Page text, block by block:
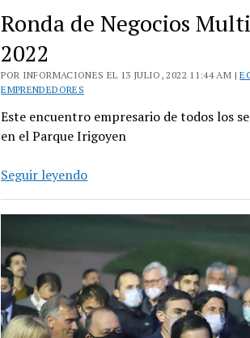
Ronda de Negocios
2022
POR INFORMACIONES EL 13 JULIO, 2022 11:44 AM |
EMPRENDEDORES
Este encuentro empresario de todos los
en el Parque Irigoyen
Seguir leyendoRonda
Negocios
San
Martín
2022